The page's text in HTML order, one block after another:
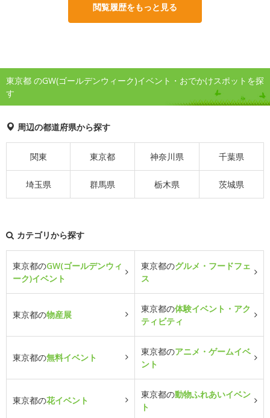
閲覧履歴をもっと見る
東京都 のGW(ゴールデンウィーク)イベント・おでかけスポットを探
す
周辺の都道府県から探す
関東 東京都 神奈川県 千葉県
埼玉県 群馬県 栃木県 茨城県
カテゴリから探す
東京都のGW(ゴールデンウィ
ーク)イベント
東京都のグルメ・フードフェ
ス
東京都の物産展
東京都の体験イベント・アク
ティビティ
東京都の無料イベント
東京都のアニメ・ゲームイベ
ント
東京都の花イベント
東京都の動物ふれあいイベン
ト